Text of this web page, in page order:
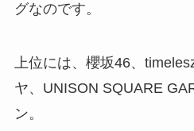
グなのです。
上位には、櫻坂46、
ヤ、UNISON SQUARE
ン。